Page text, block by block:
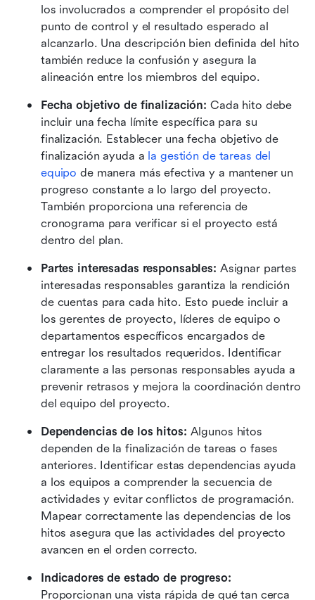
los involucrados a comprender el propósito del
punto de control y el resultado esperado al
alcanzarlo. Una descripción bien definida del hito
también reduce la confusión y asegura la
alineación entre los miembros del equipo.
Fecha objetivo de finalización: Cada hito debe
incluir una fecha límite específica para su
finalización. Establecer una fecha objetivo de
finalización ayuda a la gestión de tareas del
equipo de manera más efectiva y a mantener un
progreso constante a lo largo del proyecto.
También proporciona una referencia de
cronograma para verificar si el proyecto está
dentro del plan.
Partes interesadas responsables: Asignar partes
interesadas responsables garantiza la rendición
de cuentas para cada hito. Esto puede incluir a
los gerentes de proyecto, líderes de equipo o
departamentos específicos encargados de
entregar los resultados requeridos. Identificar
claramente a las personas responsables ayuda a
prevenir retrasos y mejora la coordinación dentro
del equipo del proyecto.
Dependencias de los hitos: Algunos hitos
dependen de la finalización de tareas o fases
anteriores. Identificar estas dependencias ayuda
a los equipos a comprender la secuencia de
actividades y evitar conflictos de programación.
Mapear correctamente las dependencias de los
hitos asegura que las actividades del proyecto
avancen en el orden correcto.
Indicadores de estado de progreso:
Proporcionan una vista rápida de qué tan cerca